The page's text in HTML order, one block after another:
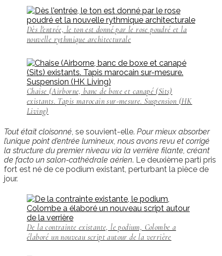
Dès l'entrée, le ton est donné par le rose poudré et la
nouvelle rythmique architecturale
Chaise (Airborne, banc de boxe et canapé (Sits)
existants. Tapis marocain sur-mesure. Suspension (HK
Living)
Tout était cloisonné, se souvient-elle. Pour mieux absorber
l’unique point d’entrée lumineux, nous avons revu et corrigé
la structure du premier niveau via la verrière filante, créant
de facto un salon-cathédrale aérien. Le deuxième parti pris
fort est né de ce podium existant, perturbant la pièce de
jour.
De la contrainte existante, le podium, Colombe a
élaboré un nouveau script autour de la verrière